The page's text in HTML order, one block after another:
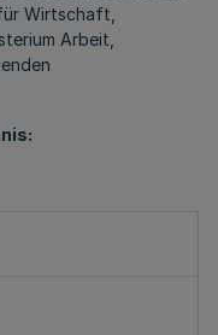
Wirtschaft,
Arbeit,